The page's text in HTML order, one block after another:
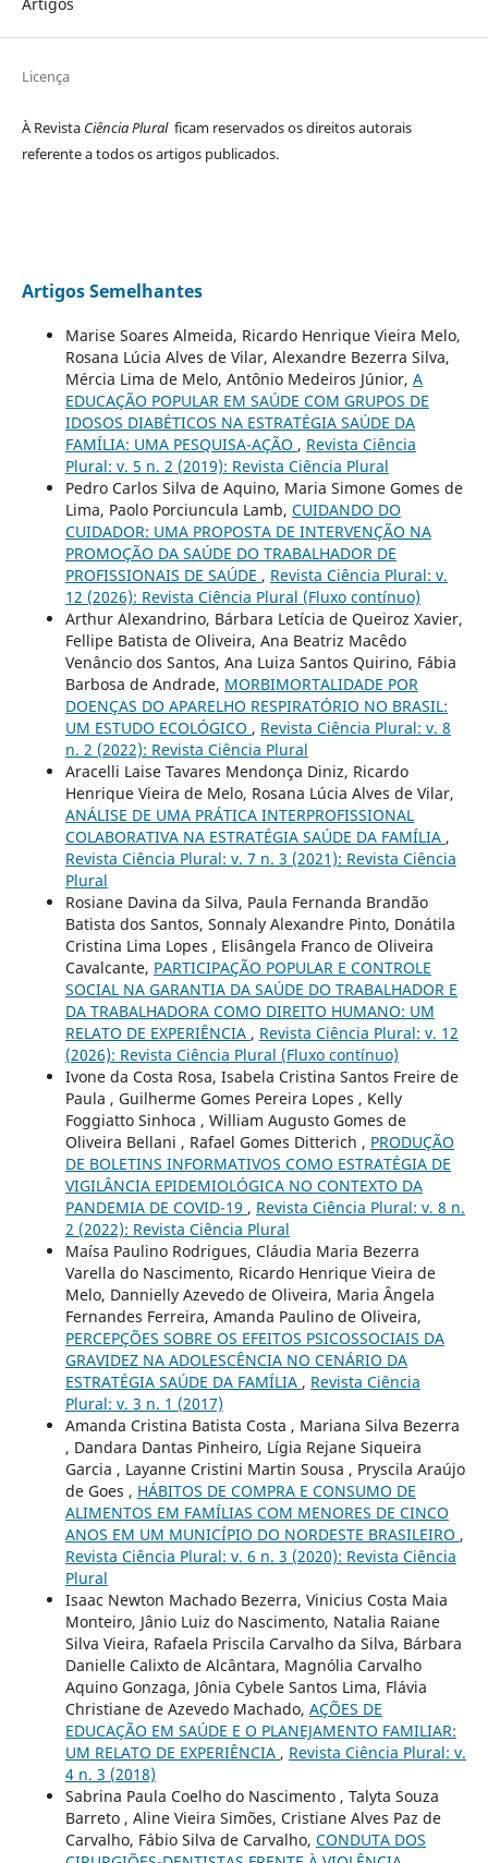
Artigos
Licença
À Revista Ciência Plural ficam reservados os direitos autorais
referente a todos os artigos publicados.
Artigos Semelhantes
Marise Soares Almeida, Ricardo Henrique Vieira Melo,
Rosana Lúcia Alves de Vilar, Alexandre Bezerra Silva,
Mércia Lima de Melo, Antônio Medeiros Júnior, A
EDUCAÇÃO POPULAR EM SAÚDE COM GRUPOS DE
IDOSOS DIABÉTICOS NA ESTRATÉGIA SAÚDE DA
FAMÍLIA: UMA PESQUISA-AÇÃO , Revista Ciência
Plural: v. 5 n. 2 (2019): Revista Ciência Plural
Pedro Carlos Silva de Aquino, Maria Simone Gomes de
Lima, Paolo Porciuncula Lamb, CUIDANDO DO
CUIDADOR: UMA PROPOSTA DE INTERVENÇÃO NA
PROMOÇÃO DA SAÚDE DO TRABALHADOR DE
PROFISSIONAIS DE SAÚDE , Revista Ciência Plural: v.
12 (2026): Revista Ciência Plural (Fluxo contínuo)
Arthur Alexandrino, Bárbara Letícia de Queiroz Xavier,
Fellipe Batista de Oliveira, Ana Beatriz Macêdo
Venâncio dos Santos, Ana Luiza Santos Quirino, Fábia
Barbosa de Andrade, MORBIMORTALIDADE POR
DOENÇAS DO APARELHO RESPIRATÓRIO NO BRASIL:
UM ESTUDO ECOLÓGICO , Revista Ciência Plural: v. 8
n. 2 (2022): Revista Ciência Plural
Aracelli Laise Tavares Mendonça Diniz, Ricardo
Henrique Vieira de Melo, Rosana Lúcia Alves de Vilar,
ANÁLISE DE UMA PRÁTICA INTERPROFISSIONAL
COLABORATIVA NA ESTRATÉGIA SAÚDE DA FAMÍLIA ,
Revista Ciência Plural: v. 7 n. 3 (2021): Revista Ciência
Plural
Rosiane Davina da Silva, Paula Fernanda Brandão
Batista dos Santos, Sonnaly Alexandre Pinto, Donátila
Cristina Lima Lopes , Elisângela Franco de Oliveira
Cavalcante, PARTICIPAÇÃO POPULAR E CONTROLE
SOCIAL NA GARANTIA DA SAÚDE DO TRABALHADOR E
DA TRABALHADORA COMO DIREITO HUMANO: UM
RELATO DE EXPERIÊNCIA , Revista Ciência Plural: v. 12
(2026): Revista Ciência Plural (Fluxo contínuo)
Ivone da Costa Rosa, Isabela Cristina Santos Freire de
Paula , Guilherme Gomes Pereira Lopes , Kelly
Foggiatto Sinhoca , William Augusto Gomes de
Oliveira Bellani , Rafael Gomes Ditterich , PRODUÇÃO
DE BOLETINS INFORMATIVOS COMO ESTRATÉGIA DE
VIGILÂNCIA EPIDEMIOLÓGICA NO CONTEXTO DA
PANDEMIA DE COVID-19 , Revista Ciência Plural: v. 8 n.
2 (2022): Revista Ciência Plural
Maísa Paulino Rodrigues, Cláudia Maria Bezerra
Varella do Nascimento, Ricardo Henrique Vieira de
Melo, Dannielly Azevedo de Oliveira, Maria Ângela
Fernandes Ferreira, Amanda Paulino de Oliveira,
PERCEPÇÕES SOBRE OS EFEITOS PSICOSSOCIAIS DA
GRAVIDEZ NA ADOLESCÊNCIA NO CENÁRIO DA
ESTRATÉGIA SAÚDE DA FAMÍLIA , Revista Ciência
Plural: v. 3 n. 1 (2017)
Amanda Cristina Batista Costa , Mariana Silva Bezerra
, Dandara Dantas Pinheiro, Lígia Rejane Siqueira
Garcia , Layanne Cristini Martin Sousa , Pryscila Araújo
de Goes , HÁBITOS DE COMPRA E CONSUMO DE
ALIMENTOS EM FAMÍLIAS COM MENORES DE CINCO
ANOS EM UM MUNICÍPIO DO NORDESTE BRASILEIRO ,
Revista Ciência Plural: v. 6 n. 3 (2020): Revista Ciência
Plural
Isaac Newton Machado Bezerra, Vinicius Costa Maia
Monteiro, Jânio Luiz do Nascimento, Natalia Raiane
Silva Vieira, Rafaela Priscila Carvalho da Silva, Bárbara
Danielle Calixto de Alcântara, Magnólia Carvalho
Aquino Gonzaga, Jônia Cybele Santos Lima, Flávia
Christiane de Azevedo Machado, AÇÕES DE
EDUCAÇÃO EM SAÚDE E O PLANEJAMENTO FAMILIAR:
UM RELATO DE EXPERIÊNCIA , Revista Ciência Plural: v.
4 n. 3 (2018)
Sabrina Paula Coelho do Nascimento , Talyta Souza
Barreto , Aline Vieira Simões, Cristiane Alves Paz de
Carvalho, Fábio Silva de Carvalho, CONDUTA DOS